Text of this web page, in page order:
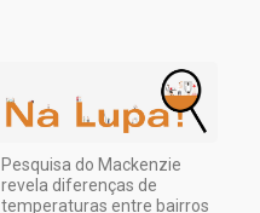
Pesquisa do Mackenzie
revela diferenças de
temperaturas entre bairros